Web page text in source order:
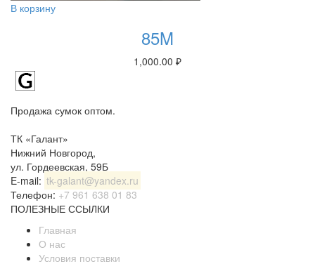
В корзину
85M
1,000.00 ₽
Продажа сумок оптом.
ТК «Галант»
Нижний Новгород,
ул. Гордеевская, 59Б
E-mail: tk-galant@yandex.ru
Телефон: +7 961 638 01 83
ПОЛЕЗНЫЕ ССЫЛКИ
Главная
О нас
Условия поставки